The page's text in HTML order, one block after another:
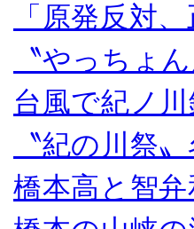
「原発反対
〝やっちょ
台風で紀ノ
〝紀の川祭
橋本高と智